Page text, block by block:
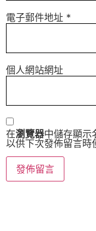
電子郵件地址 *
個人網站網址
在瀏覽器中儲存顯示
以供下次發佈留言時